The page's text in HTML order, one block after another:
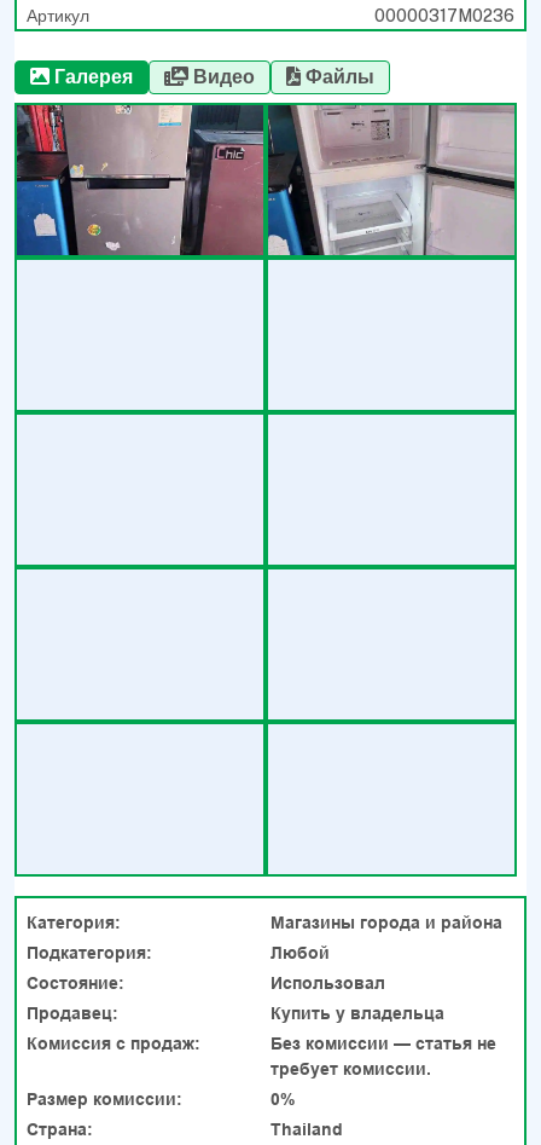
Артикул 00000317M0236
Галерея Видео Файлы
Категория:
Магазины города и района
Подкатегория:
Любой
Состояние:
Использовал
Продавец:
Купить у владельца
Комиссия с продаж:
Без комиссии — статья не
требует комиссии.
Размер комиссии:
0%
Страна:
Thailand